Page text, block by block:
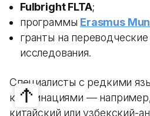
Fulbright FLTA;
программы Erasmus
гранты на
исследования.
Специалисты с редкими
комбинациями — например,
китайский или узбекский-